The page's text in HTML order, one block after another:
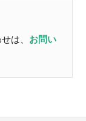
は、 お問い